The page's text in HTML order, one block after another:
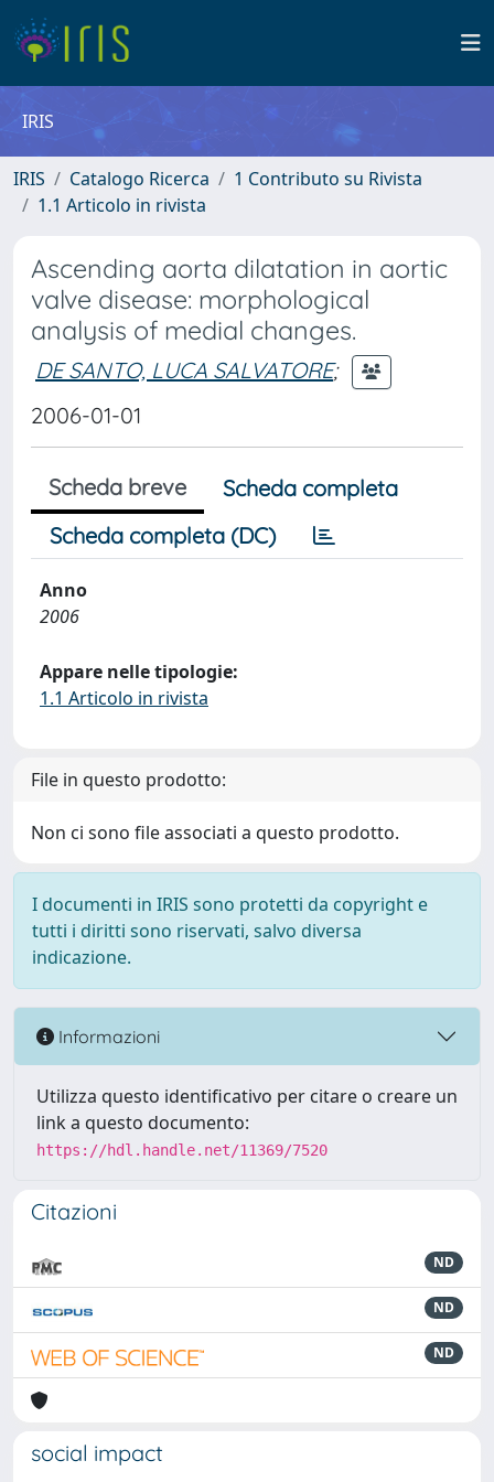
IRIS
IRIS Catalogo Ricerca
1 Contributo su Rivista
1.1 Articolo in rivista
Ascending aorta dilatation in aortic
valve disease: morphological
analysis of medial changes.
DE SANTO, LUCA SALVATORE;
2006-01-01
Scheda breve
Scheda completa
Scheda completa (DC)
Anno
2006
Appare nelle tipologie:
1.1 Articolo in rivista
File in questo prodotto:
Non ci sono file associati a questo prodotto.
I documenti in IRIS sono protetti da copyright e
tutti i diritti sono riservati, salvo diversa
indicazione.
Informazioni
Utilizza questo identificativo per citare o creare un
link a questo documento:
https://hdl.handle.net/11369/7520
Citazioni
ND
ND
ND
social impact